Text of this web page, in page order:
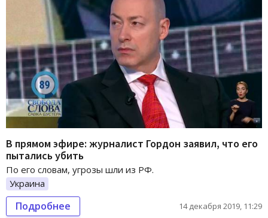
В прямом эфире: журналист Гордон заявил, что его
пытались убить
По его словам, угрозы шли из РФ.
Украина
Подробнее 14 декабря 2019, 11:29